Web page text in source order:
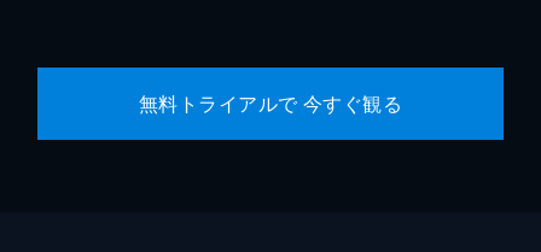
無料トライアルで 今すぐ観る